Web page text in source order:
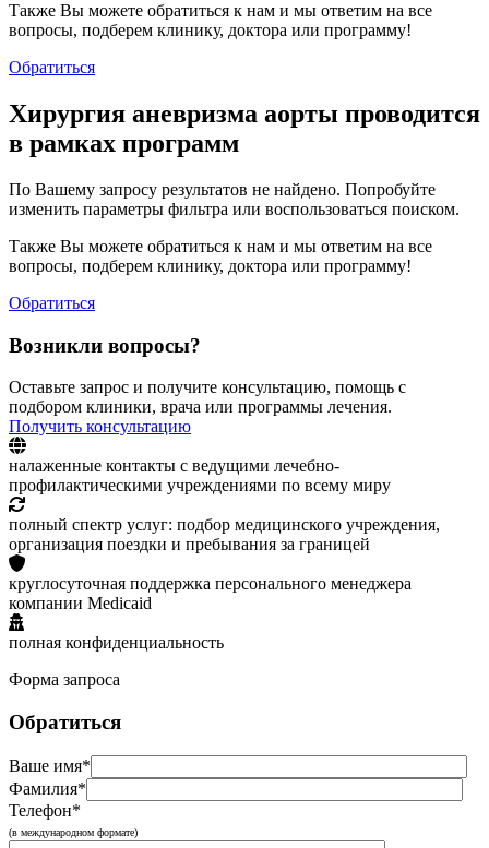
Также Вы можете обратиться к нам и мы ответим на все
вопросы, подберем клинику, доктора или программу!
Обратиться
Хирургия аневризма аорты проводится
в рамках программ
По Вашему запросу результатов не найдено. Попробуйте
изменить параметры фильтра или воспользоваться поиском.
Также Вы можете обратиться к нам и мы ответим на все
вопросы, подберем клинику, доктора или программу!
Обратиться
Возникли вопросы?
Оставьте запрос и получите консультацию, помощь с
подбором клиники, врача или программы лечения.
Получить консультацию
налаженные контакты с ведущими лечебно-
профилактическими учреждениями по всему миру
полный спектр услуг: подбор медицинского учреждения,
организация поездки и пребывания за границей
круглосуточная поддержка персонального менеджера
компании Medicaid
полная конфиденциальность
Форма запроса
Обратиться
Ваше имя*
Фамилия*
Телефон*
(в международном формате)